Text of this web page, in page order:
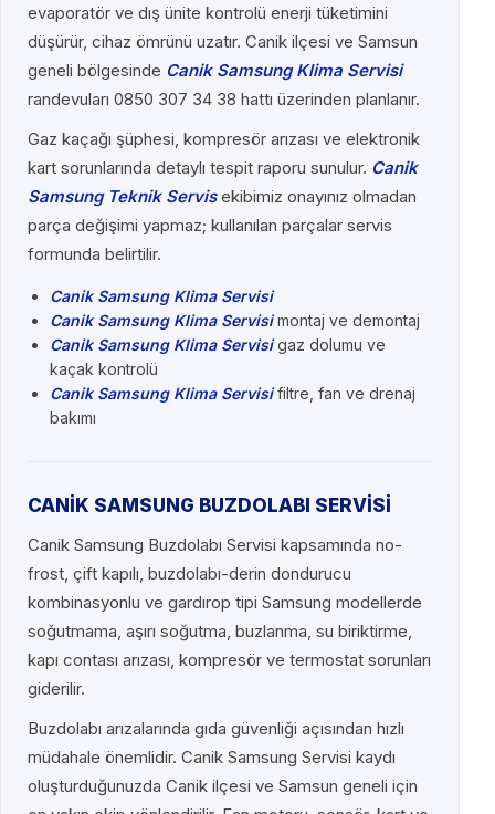
evaporatör ve dış ünite kontrolü enerji tüketimini
düşürür, cihaz ömrünü uzatır. Canik ilçesi ve Samsun
geneli bölgesinde Canik Samsung Klima Servisi
randevuları 0850 307 34 38 hattı üzerinden planlanır.
Gaz kaçağı şüphesi, kompresör arızası ve elektronik
kart sorunlarında detaylı tespit raporu sunulur. Canik
Samsung Teknik Servisekibimiz onayınız olmadan
parça değişimi yapmaz; kullanılan parçalar servis
formunda belirtilir.
Canik Samsung Klima Servisi
Canik Samsung Klima Servisimontaj ve demontaj
Canik Samsung Klima Servisigaz dolumu ve
kaçak kontrolü
Canik Samsung Klima Servisifiltre, fan ve drenaj
bakımı
CANİK SAMSUNG BUZDOLABI SERVİSİ
Canik Samsung Buzdolabı Servisi kapsamında no-
frost, çift kapılı, buzdolabı-derin dondurucu
kombinasyonlu ve gardırop tipi Samsung modellerde
soğutmama, aşırı soğutma, buzlanma, su biriktirme,
kapı contası arızası, kompresör ve termostat sorunları
giderilir.
Buzdolabı arızalarında gıda güvenliği açısından hızlı
müdahale önemlidir. Canik Samsung Servisi kaydı
oluşturduğunuzda Canik ilçesi ve Samsun geneli için